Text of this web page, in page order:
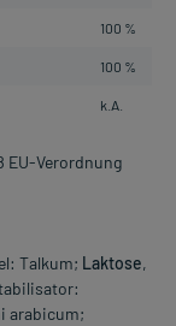
100 %
100 %
k.A.
EU-Verordnung
Talkum; Laktose,
arabicum;